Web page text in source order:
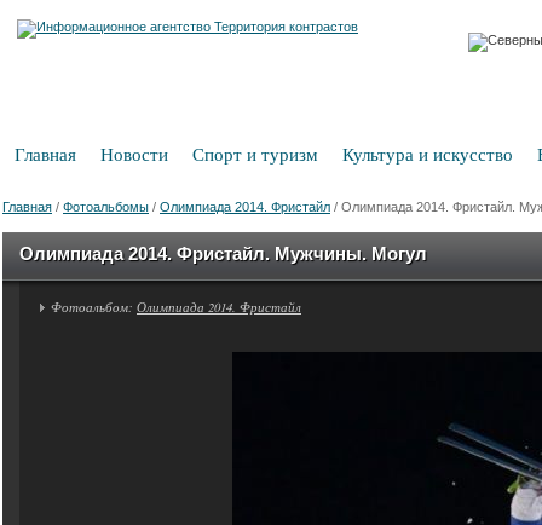
Главная Новости Спорт и туризм Культура и искусство
Главная / Фотоальбомы / Олимпиада 2014. Фристайл / Олимпиада 2014. Фристайл.
Олимпиада 2014. Фристайл. Мужчины. Могул
Фотоальбом: Олимпиада 2014. Фристайл